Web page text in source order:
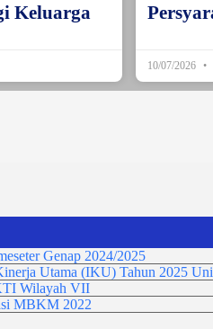
Keluarga
10/07/2026
Genap 2024/2025
Utama (IKU) Tahun 2025
Wilayah VII
MBKM 2022